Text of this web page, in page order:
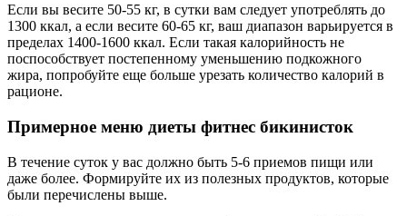
Если вы весите 50-55 кг, в сутки вам следует употреблять до
1300 ккал, а если весите 60-65 кг, ваш диапазон варьируется в
пределах 1400-1600 ккал. Если такая калорийность не
поспособствует постепенному уменьшению подкожного
жира, попробуйте еще больше урезать количество калорий в
рационе.
Примерное меню диеты фитнес бикинисток
В течение суток у вас должно быть 5-6 приемов пищи или
даже более. Формируйте их из полезных продуктов, которые
были перечислены выше.